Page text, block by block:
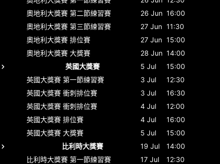
奧地利大獎賽 第二節練習賽 26 Jun 16:00
奧地利大獎賽 第三節練習賽 27 Jun 11:30
奧地利大獎賽 排位賽 27 Jun 15:00
奧地利大獎賽 大獎賽 28 Jun 14:00
英國大獎賽
5 Jul
15:00
英國大獎賽 第一節練習賽 3 Jul
12:30
英國大獎賽 衝刺排位賽 3 Jul
16:30
英國大獎賽 衝刺排位賽 4 Jul
12:00
英國大獎賽 排位賽 4 Jul
16:00
英國大獎賽 大獎賽 5 Jul
15:00
比利時大獎賽
19 Jul
14:00
比利時大獎賽 第一節練習賽 17 Jul
12:30